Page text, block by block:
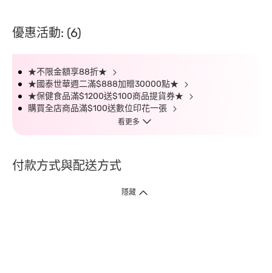
優惠活動: (6)
★不限金額享88折★
★國泰世華週二滿$888加贈30000點★
★保健食品滿$1200送$100商品提貨券★
購買全店商品滿$100送數位印花一張
看更多
付款方式與配送方式
隱藏